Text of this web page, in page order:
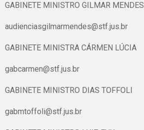
GABINETE MINISTRO GILMAR MENDES
audienciasgilmarmendes@stf.jus.br
GABINETE MINISTRA CÁRMEN LÚCIA
gabcarmen@stf.jus.br
GABINETE MINISTRO DIAS TOFFOLI
gabmtoffoli@stf.jus.br